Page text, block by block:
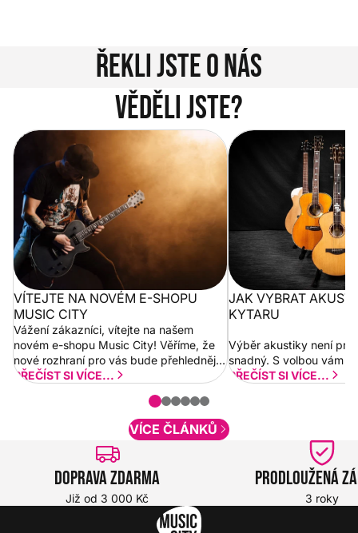
Řekli jste o nás
Věděli jste?
Vítejte na novém e-shopu Music
City
VÍTEJTE NA NOVÉM E-SHOPU
MUSIC CITY
Vážení zákazníci, vítejte na našem
novém e-shopu Music City! Věříme, že
nové rozhraní pro vás bude přehlednější
a rychlejší. Postupně budeme přidávat
PŘEČÍST SI VÍCE...
Jak vybrat
JAK VYBRAT
KYTARU
Výběr akustiky není pro
snadný. S volbou vám
PŘEČÍST SI VÍCE...
VÍCE ČLÁNKŮ
Doprava zdarma
Již od 3 000 Kč
Prodloužená
3 roky